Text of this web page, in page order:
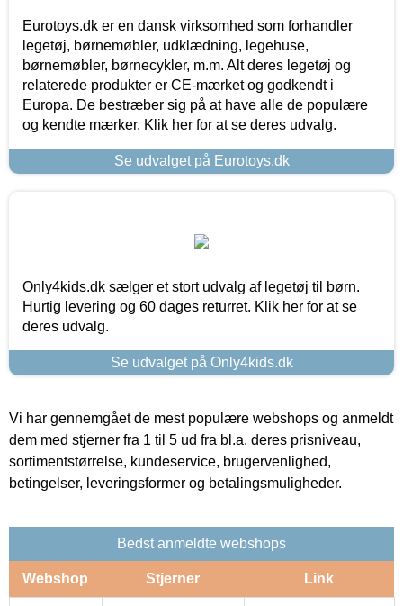
Eurotoys.dk er en dansk virksomhed som forhandler
legetøj, børnemøbler, udklædning, legehuse,
børnemøbler, børnecykler, m.m. Alt deres legetøj og
relaterede produkter er CE-mærket og godkendt i
Europa. De bestræber sig på at have alle de populære
og kendte mærker. Klik her for at se deres udvalg.
Se udvalget på Eurotoys.dk
Only4kids.dk sælger et stort udvalg af legetøj til børn.
Hurtig levering og 60 dages returret. Klik her for at se
deres udvalg.
Se udvalget på Only4kids.dk
Vi har gennemgået de mest populære webshops og anmeldt
dem med stjerner fra 1 til 5 ud fra bl.a. deres prisniveau,
sortimentstørrelse, kundeservice, brugervenlighed,
betingelser, leveringsformer og betalingsmuligheder.
Bedst anmeldte webshops
Webshop Stjerner Link